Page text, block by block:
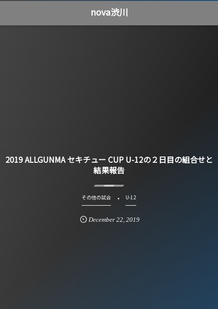
nova渋川
2019 ALLGUNMA セキチュー CUP U-12の２日目の組合せと
結果報告
その他の試合 U-12
December 22 ,2019